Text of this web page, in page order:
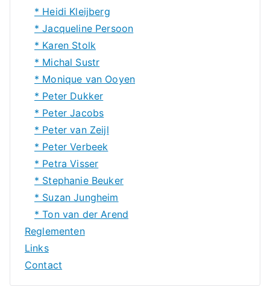
* Heidi Kleijberg
* Jacqueline Persoon
* Karen Stolk
* Michal Sustr
* Monique van Ooyen
* Peter Dukker
* Peter Jacobs
* Peter van Zeijl
* Peter Verbeek
* Petra Visser
* Stephanie Beuker
* Suzan Jungheim
* Ton van der Arend
Reglementen
Links
Contact